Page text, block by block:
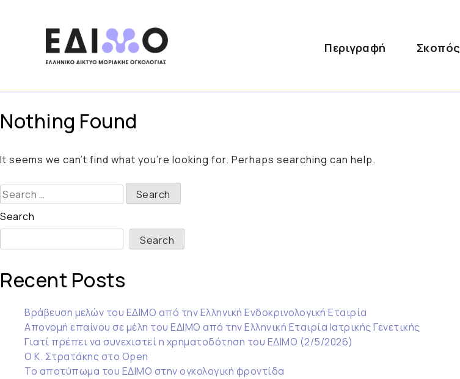
Περιγραφή Σκοπός
Nothing Found
It seems we can’t find what you’re looking for. Perhaps searching can help.
Search
for:
Search
Search
Recent Posts
Βράβευση μελών του ΕΔΙΜΟ από την Ελληνική Ενδοκρινολογική Εταιρία
Απονομή επαίνου σε μέλη του ΕΔΙΜΟ από την Ελληνική Εταιρία Ιατρικής Γενετικής
Γιατί πρέπει να συνεχιστεί η χρηματοδότηση του ΕΔΙΜΟ (2/5/2026)
Ο Κ. Στρατάκης στο Open
Το αποτύπωμα του ΕΔΙΜΟ στην ογκολογική φροντίδα